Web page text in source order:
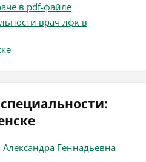
в pdf-файле
врач лфк в
Геннадьевна